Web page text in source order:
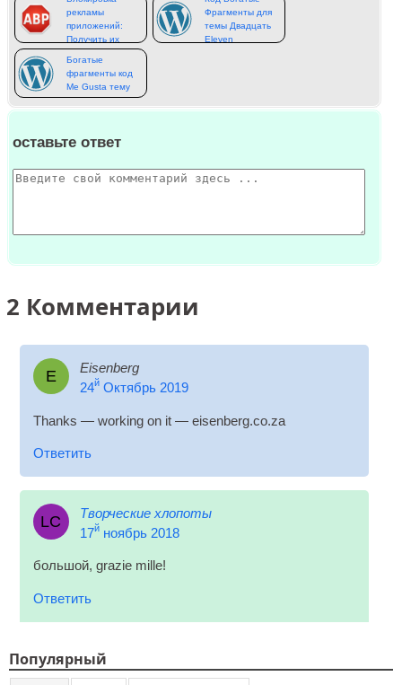
рекламы
приложений:
Получить их
здесь
Фрагменты для
темы Двадцать
Eleven
Богатые
фрагменты код
Me Gusta тему
оставьте ответ
2 Комментарии
Е
Eisenberg
24йОктябрь 2019
Thanks — work­ing on it — eisenberg.co.za
Ответить
LC
Творческие хлопоты
17йноябрь 2018
большой, gra­zie mille!
Ответить
Популярный